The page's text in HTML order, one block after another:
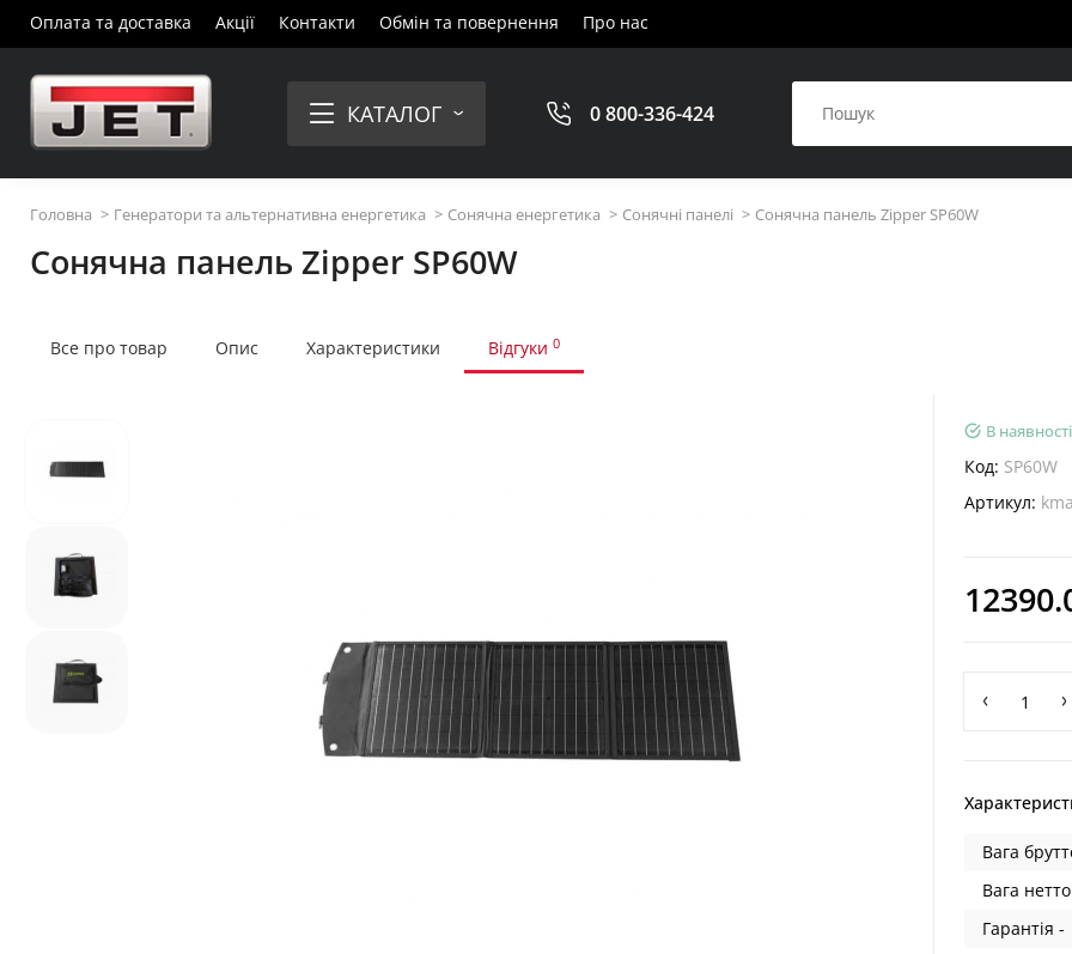
Оплата та доставка Акції Контакти Обмін та повернення Про нас
КАТАЛОГ 0 800-336-424
Головна Генератори та альтернативна енергетика Сонячна енергетика Сонячні панелі Сонячна панель Zipper SP60W
Сонячна панель Zipper SP60W
Все про товар Опис Характеристики Відгуки 0
В наявності
Код: SP60W
Артикул:
Вага
Вага
Гарантія -